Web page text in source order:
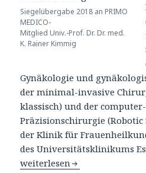
Siegelübergabe 2018 an PRIMO
MEDICO-
Mitglied Univ.-Prof. Dr. Dr. med.
K. Rainer Kimmig
Gynäkologie und
der minimal-invasive
klassisch) und der
Präzisionschirurgie (Robotic
der Klinik für
des Universitätsklinikums
Univ.-Prof. Dr. Dr. med. K.
weiterlesen